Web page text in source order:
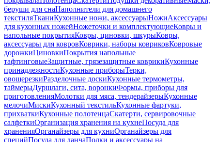
беруши для снаНаполнители для домашнего
текстиляТканиКухонные ножи, аксессуарыНожиАксессуары
для кухонных ножейНожеточки и комплектующиеКовры и
напольные покрытияКовры, циновки, шкурыКовры,
аксессуары для ковровКоврики, наборы ковриковКовровые
дорожкиЦиновкиПокрытия напольные
тафтинговыеЗащитные, грязезащитные коврикиКухонные
принадлежностиКухонные приборыТерки,
овощерезкиРазделочные доскиКухонные термометры,
таймерыДуршлаги, сита, воронкиФормы, приборы для
приготовленияМолотки для мяса, тендерайзерыКухонные
мелочиМискиКухонный текстильКухонные фартуки,
прихваткиКухонные полотенцаСкатерти, сервировочные
салфеткиОрганизация хранения на кухнеПосуда для
храненияОрганайзеры для кухниОрганайзеры для
специйПосуда для ланчаПолки и аксессуары на